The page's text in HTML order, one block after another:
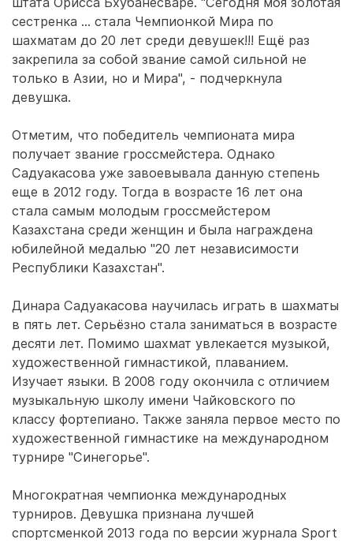
сестренка ... стала Чемпионкой Мира по
шахматам до 20 лет среди девушек!!! Ещё раз
закрепила за собой звание самой сильной не
только в Азии, но и Мира", - подчеркнула
девушка.
Отметим, что победитель чемпионата мира
получает звание гроссмейстера. Однако
Садуакасова уже завоевывала данную степень
еще в 2012 году. Тогда в возрасте 16 лет она
стала самым молодым гроссмейстером
Казахстана среди женщин и была награждена
юбилейной медалью "20 лет независимости
Республики Казахстан".
Динара Садуакасова научилась играть в шахматы
в пять лет. Серьёзно стала заниматься в возрасте
десяти лет. Помимо шахмат увлекается музыкой,
художественной гимнастикой, плаванием.
Изучает языки. В 2008 году окончила с отличием
музыкальную школу имени Чайковского по
классу фортепиано. Также заняла первое место по
художественной гимнастике на международном
турнире "Синегорье".
Многократная чемпионка международных
турниров. Девушка признана лучшей
спортсменкой 2013 года по версии журнала Sport